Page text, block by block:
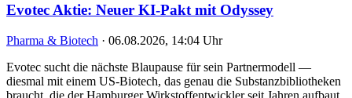
Evotec Aktie: Neuer KI-Pakt mit Odyssey
Pharma & Biotech · 06.08.2026, 14:04 Uhr
Evotec sucht die nächste Blaupause für sein Partnermodell —
diesmal mit einem US-Biotech, das genau die Substanzbibliotheken
braucht, die der Hamburger Wirkstoffentwickler seit Jahren aufbaut.